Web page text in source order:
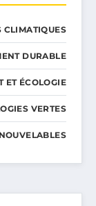
CLIMATIQUES
DURABLE
ET ÉCOLOGIE
VERTES